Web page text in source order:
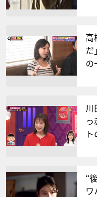
高
だ
の
川
っ
“
ワ